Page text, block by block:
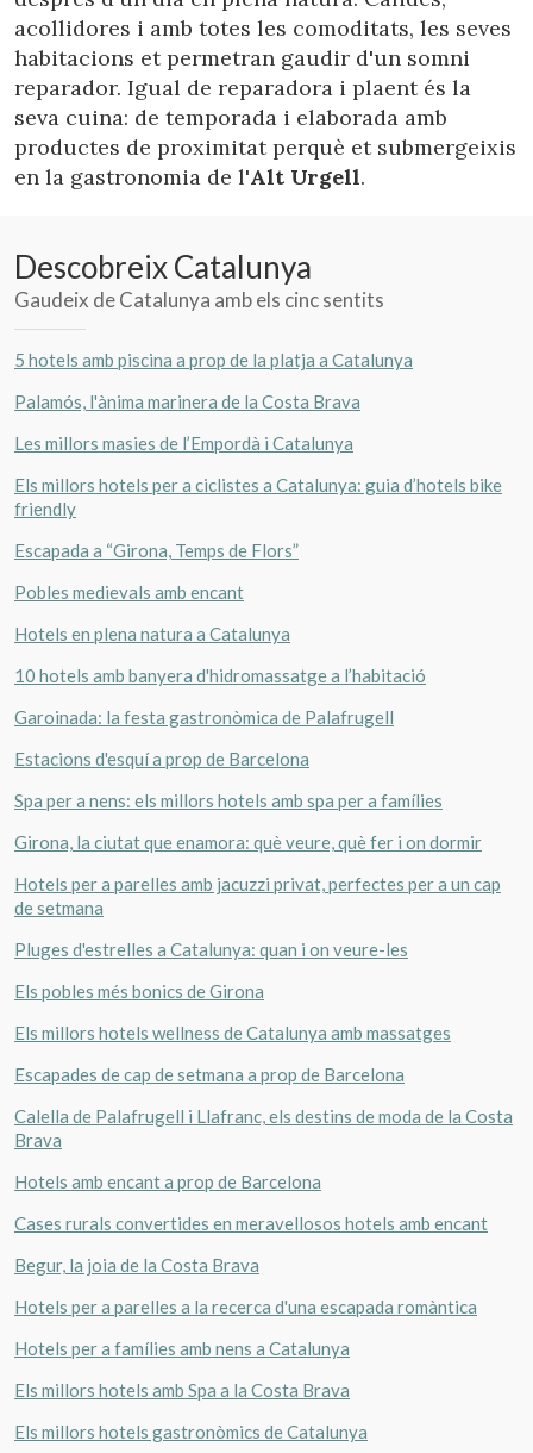
acollidores i amb totes les comoditats, les seves
habitacions et permetran gaudir d'un somni
reparador. Igual de reparadora i plaent és la
seva cuina: de temporada i elaborada amb
productes de proximitat perquè et submergeixis
en la gastronomia de l'Alt Urgell.
Descobreix Catalunya
Gaudeix de Catalunya amb els cinc sentits
5 hotels amb piscina a prop de la platja a Catalunya
Palamós, l'ànima marinera de la Costa Brava
Les millors masies de l’Empordà i Catalunya
Els millors hotels per a ciclistes a Catalunya: guia d’hotels bike
friendly
Escapada a “Girona, Temps de Flors”
Pobles medievals amb encant
Hotels en plena natura a Catalunya
10 hotels amb banyera d'hidromassatge a l’habitació
Garoinada: la festa gastronòmica de Palafrugell
Estacions d'esquí a prop de Barcelona
Spa per a nens: els millors hotels amb spa per a famílies
Girona, la ciutat que enamora: què veure, què fer i on dormir
Hotels per a parelles amb jacuzzi privat, perfectes per a un cap
de setmana
Pluges d'estrelles a Catalunya: quan i on veure-les
Els pobles més bonics de Girona
Els millors hotels wellness de Catalunya amb massatges
Escapades de cap de setmana a prop de Barcelona
Calella de Palafrugell i Llafranc, els destins de moda de la Costa
Brava
Hotels amb encant a prop de Barcelona
Cases rurals convertides en meravellosos hotels amb encant
Begur, la joia de la Costa Brava
Hotels per a parelles a la recerca d'una escapada romàntica
Hotels per a famílies amb nens a Catalunya
Els millors hotels amb Spa a la Costa Brava
Els millors hotels gastronòmics de Catalunya